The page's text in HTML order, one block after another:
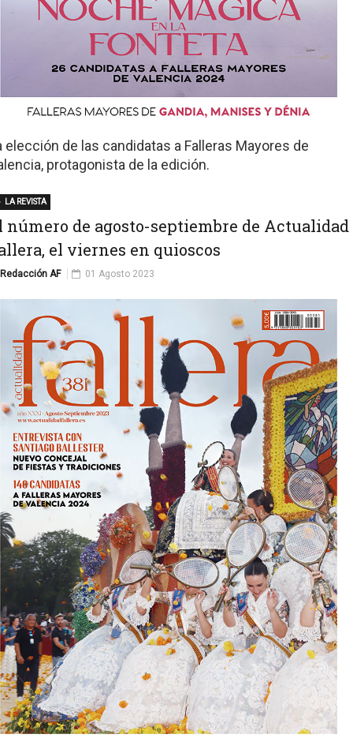
elección de las candidatas a Falleras Mayores de
protagonista de la edición.
número de agosto-septiembre de Actualidad
el viernes en quioscos
Redacción AF
LA REVISTA
01 Agosto 2023